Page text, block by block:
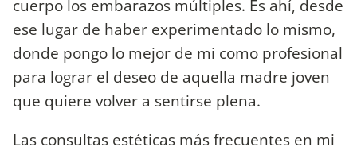
cuerpo los embarazos múltiples. Es ahí, desde
ese lugar de haber experimentado lo mismo,
donde pongo lo mejor de mi como profesional
para lograr el deseo de aquella madre joven
que quiere volver a sentirse plena.
Las consultas estéticas más frecuentes en mi